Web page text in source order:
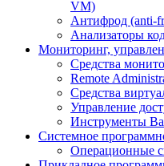
VM)
Антифрод (anti-
Анализаторы
Мониторинг,
Средства
Remote
Средства
Управление
Инструменты
Системное
Операционные